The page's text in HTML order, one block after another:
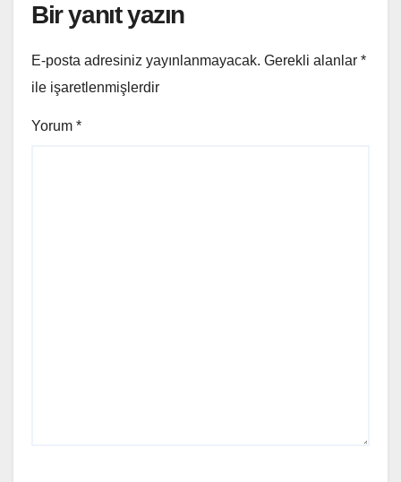
Bir yanıt yazın
E-posta adresiniz yayınlanmayacak. Gerekli alanlar *
ile işaretlenmişlerdir
Yorum *